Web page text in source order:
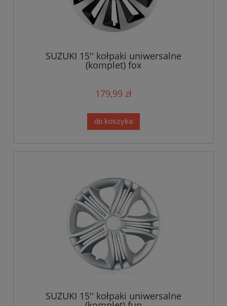
SUZUKI 15'' kołpaki uniwersalne
(komplet) fox
179,99 zł
do koszyka
SUZUKI 15'' kołpaki uniwersalne